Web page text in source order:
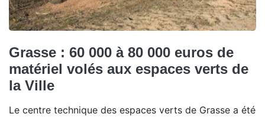
Grasse : 60 000 à 80 000 euros de
matériel volés aux espaces verts de
la Ville
Le centre technique des espaces verts de Grasse a été